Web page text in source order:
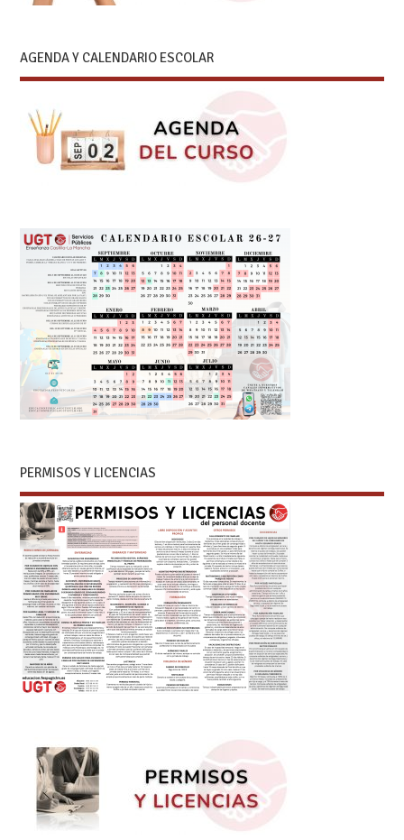
AGENDA Y CALENDARIO ESCOLAR
PERMISOS Y LICENCIAS